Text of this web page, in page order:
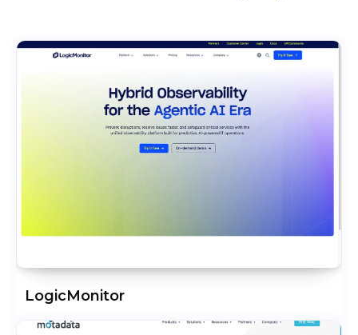
LogicMonitor